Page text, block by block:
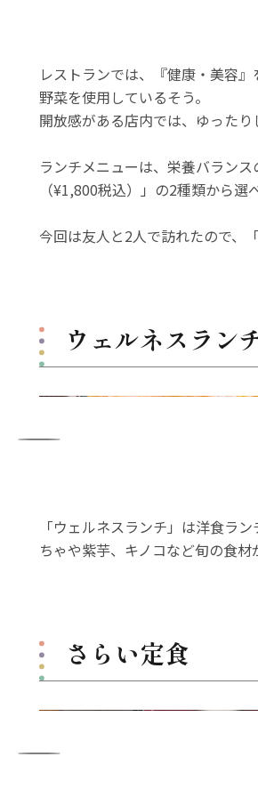
レストランでは、『健康・美容
野菜を使用しているそう。
開放感がある店内では、ゆった
ランチメニューは、栄養バラン
（¥1,800税込）」の2種類から選
今回は友人と2人で訪れたので、
ウェルネスラン
「ウェルネスランチ」は洋食ラ
ちゃや紫芋、キノコなど旬の食
さらい定食